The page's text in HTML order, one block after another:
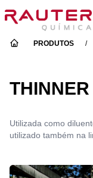
PRODUTOS /
Utilizada como
utilizado também na